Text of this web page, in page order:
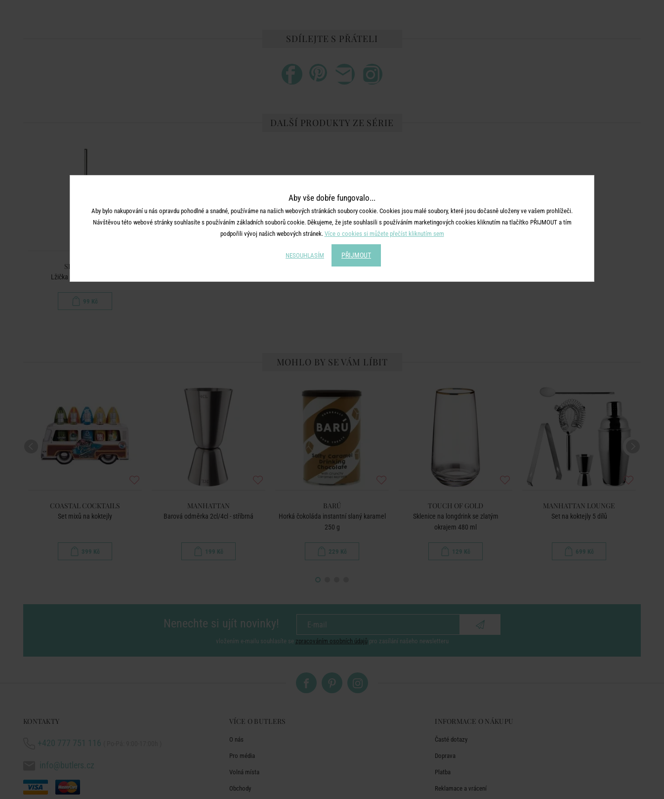
SDÍLEJTE S PŘÁTELI
DALŠÍ PRODUKTY ZE SÉRIE
SIP & SPOON
Lžička s brčkem - stříbrná
99 Kč
MOHLO BY SE VÁM LÍBIT
COASTAL COCKTAILS
Set mixů na koktejly
399 Kč
MANHATTAN
Barová odměrka 2cl/4cl - stříbrná
199 Kč
BARÚ
Horká čokoláda instantní slaný karamel
250 g
229 Kč
TOUCH OF GOLD
Sklenice na longdrink se zlatým
okrajem 480 ml
129 Kč
MANHATTAN LOUNGE
Set na koktejly 5 dílů
699 Kč
Nenechte si ujít novinky!
vložením e-mailu souhlasíte se zpracováním osobních údajů pro zasílání našeho newsletteru
KONTAKTY
+420 777 751 116
info@butlers.cz
VÍCE O BUTLERS
O nás
Pro média
Volná místa
Obchody
INFORMACE O NÁKUPU
Časté dotazy
Doprava
Platba
Reklamace a vrácení
Aby vše dobře fungovalo...
Aby bylo nakupování u nás opravdu pohodlné a snadné, používáme na našich webových stránkách soubory cookie. Cookies jsou malé soubory, které jsou dočasně uloženy ve vašem prohlížeči.
Návštěvou této webové stránky souhlasíte s používáním základních souborů cookie. Děkujeme, že jste souhlasili s používáním marketingových cookies kliknutím na tlačítko PŘIJMOUT a tím
podpořili vývoj našich webových stránek. Více o cookies si můžete přečíst kliknutím sem
NESOUHLASÍM PŘIJMOUT